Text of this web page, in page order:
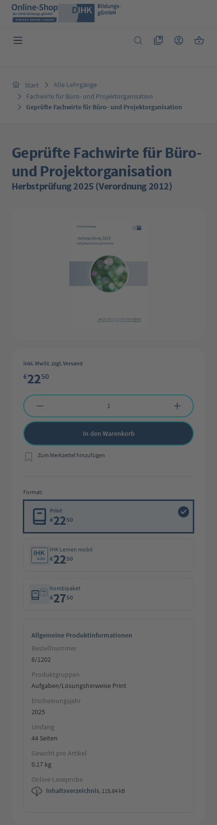
Zum Hauptinhalt springen
Du hast 0 Produkte
Start
Alle Lehrgänge
Fachwirte für Büro- und Projektorganisation
Geprüfte Fachwirte für Büro- und Projektorganisation
Geprüfte Fachwirte für Büro-
und Projektorganisation
Herbstprüfung 2025 (Verordnung 2012)
inkl. MwSt. zzgl. Versand
€2250
Produkt Anzahl: Gib den gewünschten Wert ein oder benutze die
In den Warenkorb
Zum Merkzettel hinzufügen
Format:
Print
€2250
IHK Lernen mobil
€2250
Kombipaket
€2750
Allgemeine Produktinformationen
Bestellnummer
6/1202
Produktgruppen
Aufgaben/Lösungshinweise Print
Erscheinungsjahr
2025
Umfang
44 Seiten
Gewicht pro Artikel
0.17 kg
Online-Leseprobe
Inhaltsverzeichnis, 115.84 kB